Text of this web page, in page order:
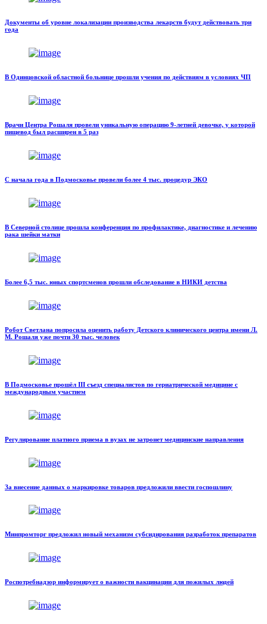
Документы об уровне локализации производства лекарств будут действовать три
года
В Одинцовской областной больнице прошли учения по действиям в условиях ЧП
Врачи Центра Рошаля провели уникальную операцию 9-летней девочке, у которой
пищевод был расширен в 5 раз
С начала года в Подмосковье провели более 4 тыс. процедур ЭКО
В Северной столице прошла конференция по профилактике, диагностике и лечению
рака шейки матки
Более 6,5 тыс. юных спортсменов прошли обследование в НИКИ детства
Робот Светлана попросила оценить работу Детского клинического центра имени Л.
М. Рошаля уже почти 30 тыс. человек
В Подмосковье прошёл III съезд специалистов по гериатрической медицине с
международным участием
Регулирование платного приема в вузах не затронет медицинские направления
За внесение данных о маркировке товаров предложили ввести госпошлину
Минпромторг предложил новый механизм субсидирования разработок препаратов
Роспотребнадзор информирует о важности вакцинации для пожилых людей